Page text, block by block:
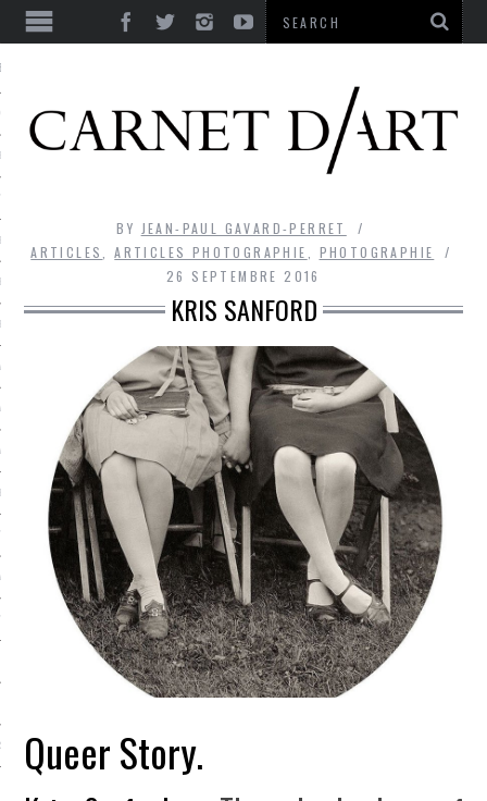
ULTIME
RIRE
LIBERTÉ
BEAUTÉ
FOLIE
BONHEUR
GUERRE
BY JEAN-PAUL GAVARD-PERRET
ARTICLES
,ARTICLES PHOTOGRAPHIE
PHOTOGRAPHIE
26 SEPTEMBRE 2016
KRIS SANFORD
Queer Story.